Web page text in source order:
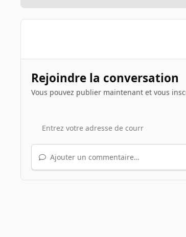
Rejoindre la conversation
Vous pouvez publier maintenant et vous
Ajouter un commentaire…